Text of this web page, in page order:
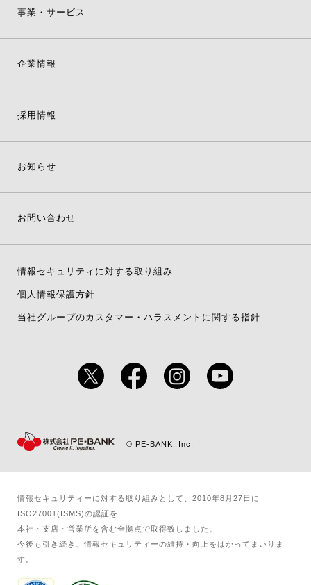
事業・サービス
企業情報
採用情報
お知らせ
お問い合わせ
情報セキュリティに対する取り組み
個人情報保護方針
当社グループのカスタマー・ハラスメントに関する指針
© PE-BANK, Inc.
情報セキュリティーに対する取り組みとして、2010年8月27日に
ISO27001(ISMS)の認証を​
本社・支店・営業所を含む全拠点で取得致しました。​
今後も引き続き、情報セキュリティーの維持・向上をはかってまいりま
す。​